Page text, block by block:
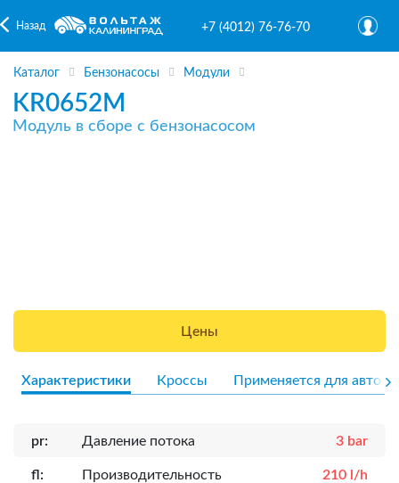
Назад +7 (4012) 76-76-70
Каталог Бензонасосы Модули
KR0652M
Модуль в сборе с бензонасосом
Цены
Характеристики Кроссы Применяется для авто
pr: Давление потока 3 bar
fl: Производительность 210 l/h